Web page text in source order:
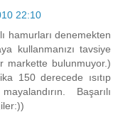
22:10
hamurları denemekten
kullanmanızı tavsiye
markette bulunmuyor.)
150 derecede ısıtıp
Başarılı